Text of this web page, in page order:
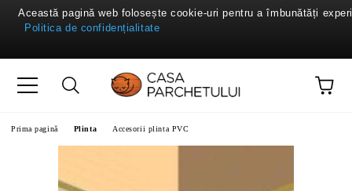
Prima pagină Plinta Accesorii plinta PVC
Această pagină web folosește cookie-uri pentru a îmbunătăți
Politica de confidențialitate